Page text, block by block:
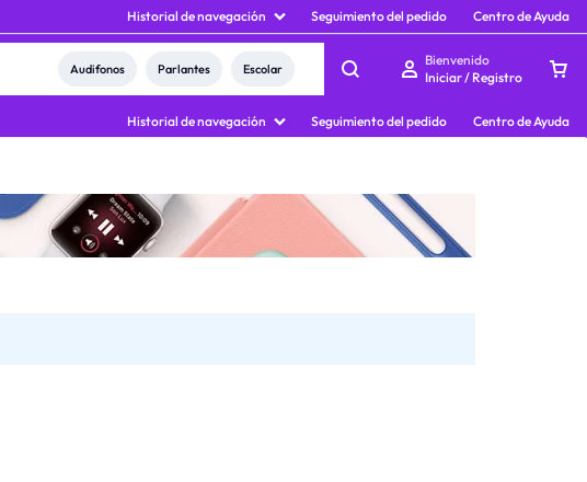
Audifonos Parlantes Escolar
Bienvenido
Iniciar / Registro
Historial de navegación Seguimiento del pedido Centro de Ayuda
Historial de navegación Seguimiento del pedido Centro de Ayuda